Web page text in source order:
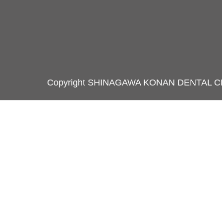
Copyright SHINAGAWA KONAN DENTAL